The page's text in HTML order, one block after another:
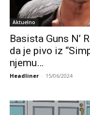
Aktuelno
Basista Guns N’
da je pivo iz
njemu…
Headliner - 15/06/2024